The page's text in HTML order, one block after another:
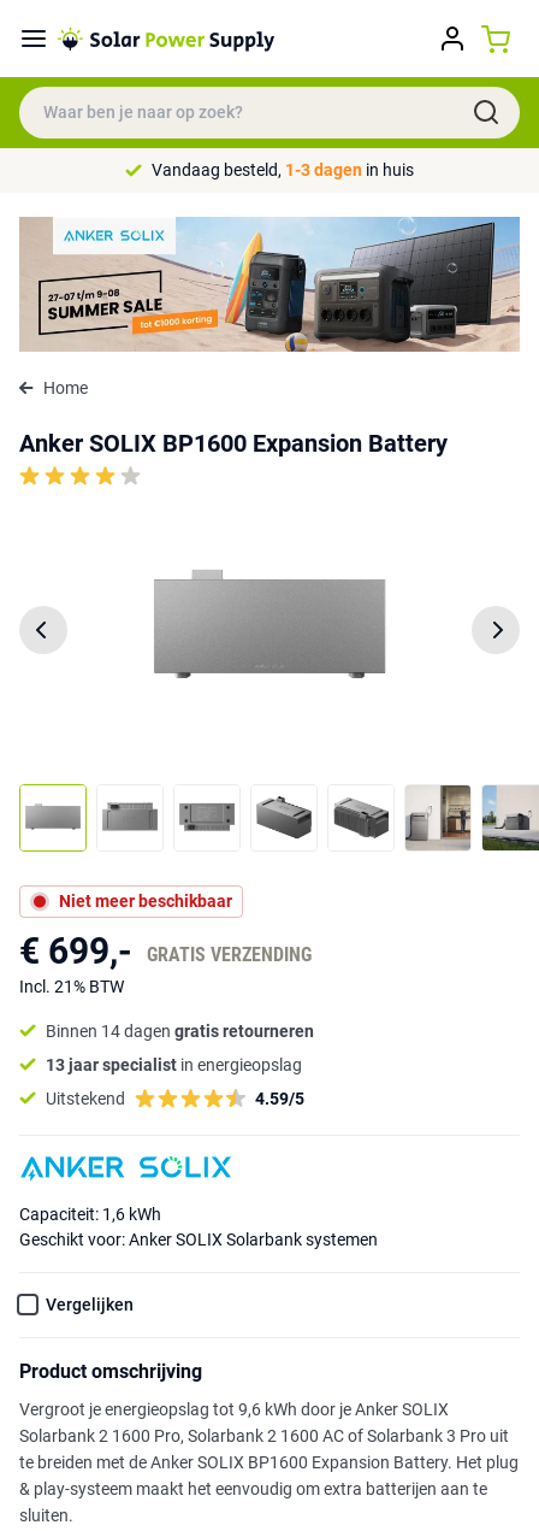
Vandaag besteld, 1-3 dagen in huis
Home
Anker SOLIX BP1600 Expansion Battery
Niet meer beschikbaar
€ 699,- GRATIS VERZENDING
Incl. 21% BTW
Binnen 14 dagen gratis retourneren
13 jaar specialist in energieopslag
Uitstekend
4.59/5
Capaciteit: 1,6 kWh
Geschikt voor: Anker SOLIX Solarbank systemen
Vergelijken
Product omschrijving
Vergroot je energieopslag tot 9,6 kWh door je Anker SOLIX
Solarbank 2 1600 Pro, Solarbank 2 1600 AC of Solarbank 3 Pro uit
te breiden met de Anker SOLIX BP1600 Expansion Battery. Het plug
& play-systeem maakt het eenvoudig om extra batterijen aan te
sluiten.